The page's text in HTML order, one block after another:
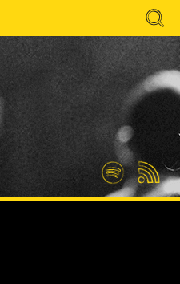
Search
for:
SpotifyFeed
RSS